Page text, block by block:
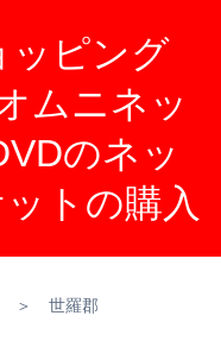
ッピング
ムニネッ
のネッ
トの購入
＞ 世羅郡